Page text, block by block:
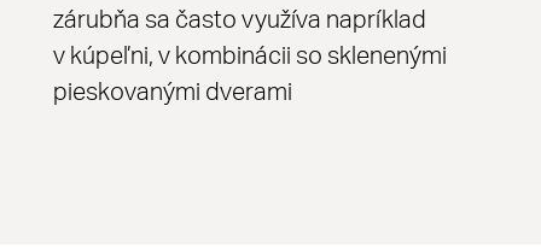
zárubňa sa často využíva napríklad
v kúpeľni, v kombinácii so sklenenými
pieskovanými dverami